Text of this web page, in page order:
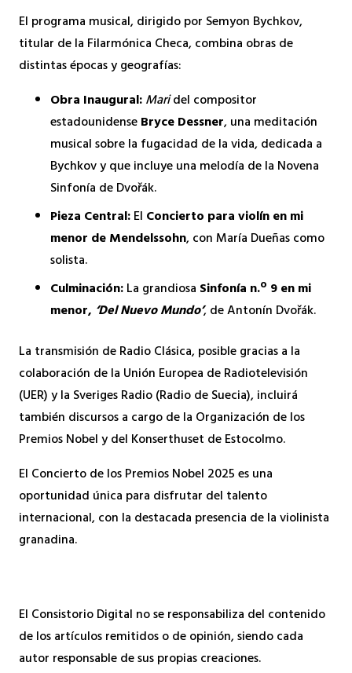
El programa musical, dirigido por Semyon Bychkov,
titular de la Filarmónica Checa, combina obras de
distintas épocas y geografías:
Obra Inaugural:Maridel compositor
estadounidenseBryce Dessner, una meditación
musical sobre la fugacidad de la vida, dedicada a
Bychkov y que incluye una melodía de la Novena
Sinfonía de Dvořák.
Pieza Central:El Concierto para violín en mi
menor de Mendelssohn, con María Dueñas como
solista.
Culminación:La grandiosa Sinfonía n.º 9 en mi
menor, ‘Del Nuevo Mundo’, de Antonín Dvořák.
La transmisión de Radio Clásica, posible gracias a la
colaboración de la Unión Europea de Radiotelevisión
(UER) y la Sveriges Radio (Radio de Suecia), incluirá
también discursos a cargo de la Organización de los
Premios Nobel y del Konserthuset de Estocolmo.
El Concierto de los Premios Nobel 2025 es una
oportunidad única para disfrutar del talento
internacional, con la destacada presencia de la violinista
granadina.
El Consistorio Digital no se responsabiliza del contenido
de los artículos remitidos o de opinión, siendo cada
autor responsable de sus propias creaciones.